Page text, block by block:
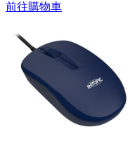
前往購物車